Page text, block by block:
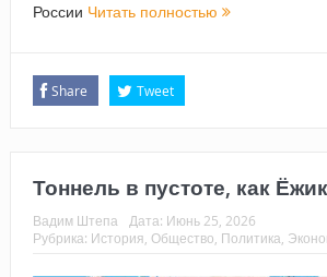
России Читать полностью
Share Tweet
Тоннель в пустоте, как
Вадим Штепа Дата: Июнь 25, 2026
Рубрика: История, Общество, Политика,